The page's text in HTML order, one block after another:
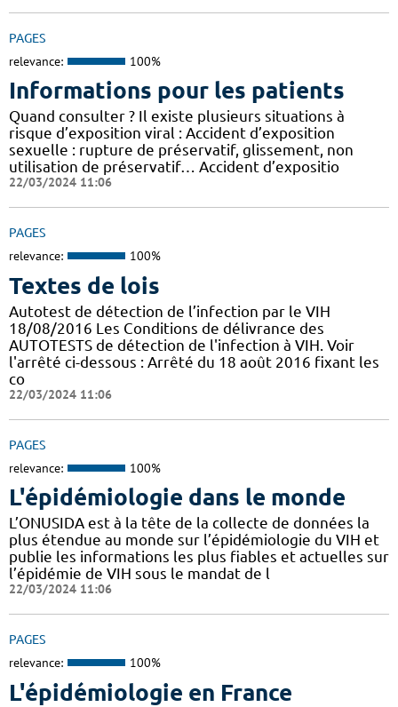
PAGES
relevance: 100%
Informations pour les patients
Quand consulter ? Il existe plusieurs situations à
risque d’exposition viral : Accident d’exposition
sexuelle : rupture de préservatif, glissement, non
utilisation de préservatif… Accident d’expositio
22/03/2024 11:06
PAGES
relevance: 100%
Textes de lois
Autotest de détection de l’infection par le VIH
18/08/2016 Les Conditions de délivrance des
AUTOTESTS de détection de l'infection à VIH. Voir
l'arrêté ci-dessous : Arrêté du 18 août 2016 fixant les
co
22/03/2024 11:06
PAGES
relevance: 100%
L'épidémiologie dans le monde
L’ONUSIDA est à la tête de la collecte de données la
plus étendue au monde sur l’épidémiologie du VIH et
publie les informations les plus fiables et actuelles sur
l’épidémie de VIH sous le mandat de l
22/03/2024 11:06
PAGES
relevance: 100%
L'épidémiologie en France